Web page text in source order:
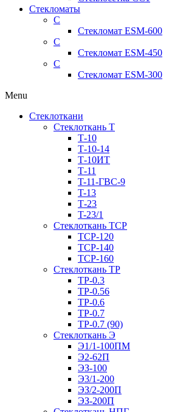
Стекломаты
С
Стекломат ESM-600
С
Стекломат ESM-450
С
Стекломат ESM-300
Menu
Стеклоткани
Стеклоткань Т
Т-10
Т-10-14
Т-10ИТ
Т-11
T-11-ГВС-9
T-13
Т-23
T-23/1
Стеклоткань ТСР
ТСР-120
ТСР-140
ТСР-160
Стеклоткань ТР
ТР-0.3
ТР-0.56
ТР-0.6
ТР-0.7
ТР-0.7 (90)
Стеклоткань Э
Э1/1-100ПМ
Э2-62П
ЭЗ-100
Э3/1-200
ЭЗ/2-200П
ЭЗ-200П